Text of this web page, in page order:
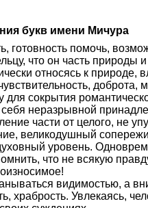
букв имени Мичура
готовность помочь,
что он часть природы
относясь к природе,
для сокрытия
неразрывной
части от целого, не
великодушный
уровень.
что не всякую
видимостью, а
храбрость. Увлекаясь,